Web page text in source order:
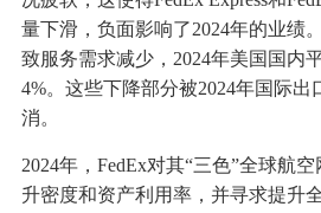
量下滑，负面影响了2024年的业绩
致服务需求减少，2024年美国国内
4%。这些下降部分被2024年国际出
消。
2024年，FedEx对其“三色”全球航
升密度和资产利用率，并寻求提升